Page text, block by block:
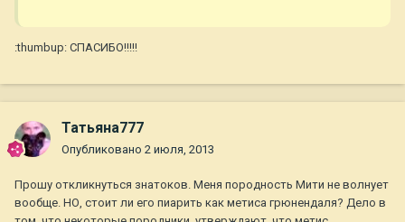
:thumbup: СПАСИБО!!!!!
Татьяна777
Опубликовано 2 июля, 2013
Прошу откликнуться знатоков. Меня породность Мити не волнует
вообще. НО, стоит ли его пиарить как метиса грюнендаля? Дело в